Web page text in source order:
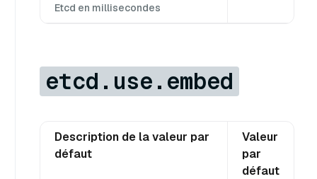
Etcd en millisecondes
etcd.use.embed
Description de la valeur par
défaut
Valeur
par
défaut